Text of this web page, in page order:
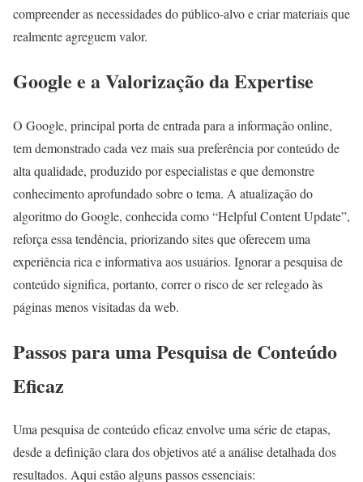
compreender as necessidades do público-alvo e criar materiais que
realmente agreguem valor.
Google e a Valorização da Expertise
O Google, principal porta de entrada para a informação online,
tem demonstrado cada vez mais sua preferência por conteúdo de
alta qualidade, produzido por especialistas e que demonstre
conhecimento aprofundado sobre o tema. A atualização do
algoritmo do Google, conhecida como “Helpful Content Update”,
reforça essa tendência, priorizando sites que oferecem uma
experiência rica e informativa aos usuários. Ignorar a pesquisa de
conteúdo significa, portanto, correr o risco de ser relegado às
páginas menos visitadas da web.
Passos para uma Pesquisa de Conteúdo
Eficaz
Uma pesquisa de conteúdo eficaz envolve uma série de etapas,
desde a definição clara dos objetivos até a análise detalhada dos
resultados. Aqui estão alguns passos essenciais: